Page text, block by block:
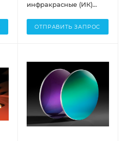
инфракрасные (ИК)
ОТПРАВИТЬ ЗАПРОС